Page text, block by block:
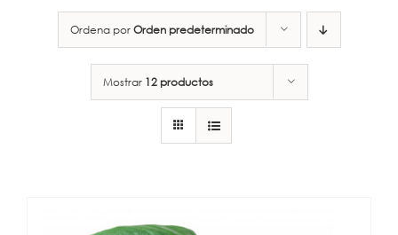
Ordena porOrden predeterminado
Mostrar 12 productos